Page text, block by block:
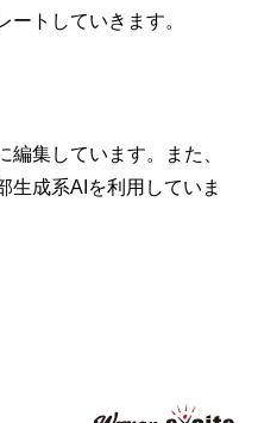
ートしていきます。
集しています。また、
生成系AIを利用していま